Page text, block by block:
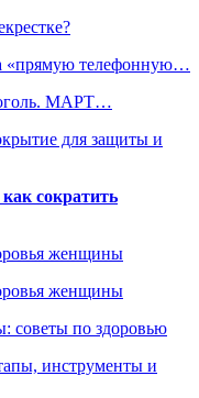
«прямую телефонную…
МАРТ…
для защиты и
сократить
женщины
женщины
советы по здоровью
инструменты и